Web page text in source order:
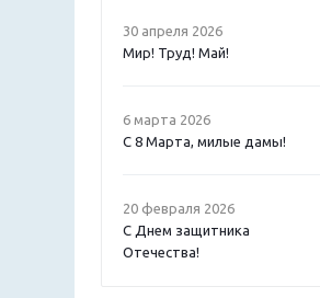
30 апреля 2026
Мир! Труд! Май!
6 марта 2026
С 8 Марта, милые дамы!
20 февраля 2026
С Днем защитника
Отечества!